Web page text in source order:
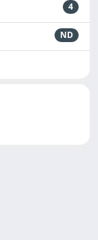
4
ND